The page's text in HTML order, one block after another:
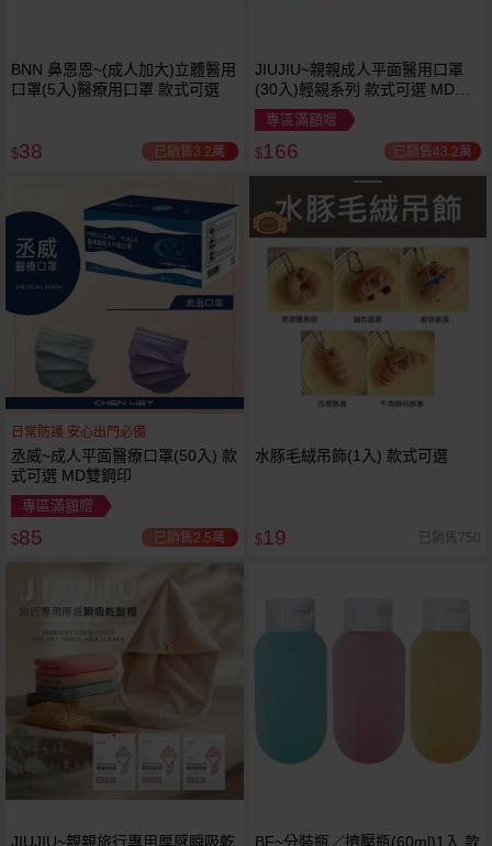
BNN 鼻恩恩~(成人加大)立體醫用
口罩(5入)醫療用口罩 款式可選
$38 已銷售3.2萬
JIUJIU~親親成人平面醫用口罩
(30入)輕親系列 款式可選 MD雙
鋼印
專區滿額贈
$166 已銷售43.2萬
日常防護 安心出門必備
丞威~成人平面醫療口罩(50入) 款
式可選 MD雙鋼印
專區滿額贈
$85 已銷售2.5萬
水豚毛絨吊飾(1入) 款式可選
$19 已銷售750
JIUJIU~親親旅行專用厚感瞬吸乾 BF~分裝瓶／擠壓瓶(60ml)1入 款